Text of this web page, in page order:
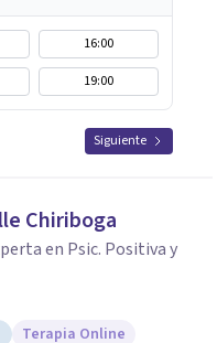
16:00
19:00
Siguiente
Chiriboga
en Psic. Positiva y
Terapia Online